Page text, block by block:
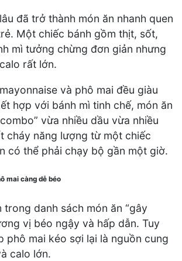
đã trở thành món ăn nhanh quen
Một chiếc bánh gồm thịt, sốt,
mì tưởng chừng đơn giản nhưng
rất lớn.
và phô mai đều giàu
hợp với bánh mì tinh chế, món ăn
vừa nhiều dầu vừa nhiều
cháy năng lượng từ một chiếc
có thể phải chạy bộ gần một giờ.
mai càng dễ béo
trong danh sách món ăn “gây
vị béo ngậy và hấp dẫn. Tuy
phô mai kéo sợi lại là nguồn cung
calo lớn.